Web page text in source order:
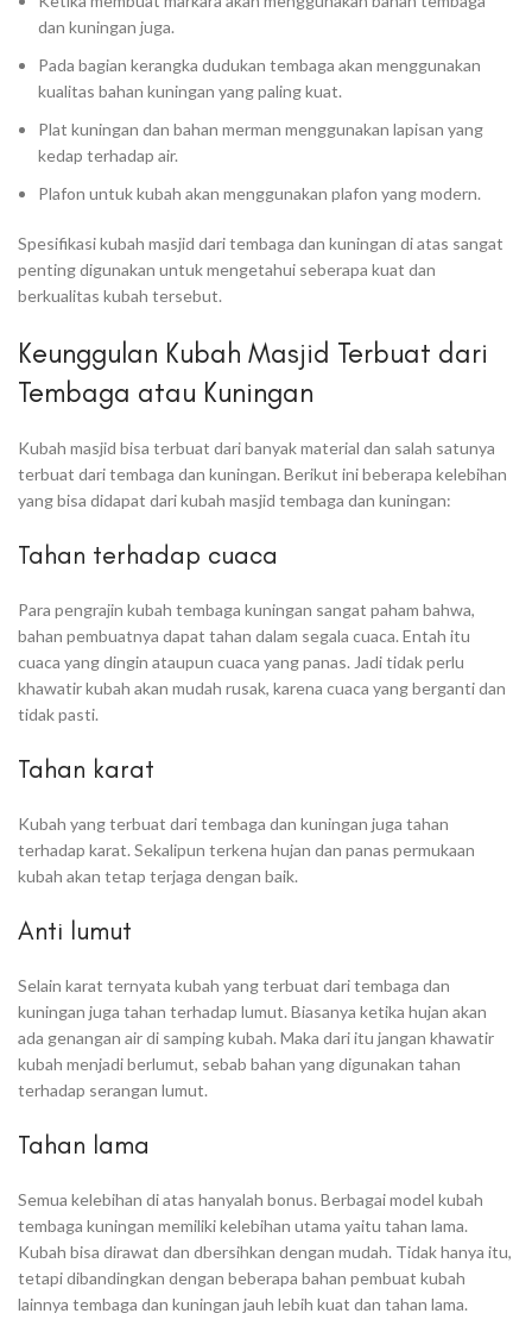
dan kuningan juga.
Pada bagian kerangka dudukan tembaga akan menggunakan
kualitas bahan kuningan yang paling kuat.
Plat kuningan dan bahan merman menggunakan lapisan yang
kedap terhadap air.
Plafon untuk kubah akan menggunakan plafon yang modern.
Spesifikasi kubah masjid dari tembaga dan kuningan di atas sangat
penting digunakan untuk mengetahui seberapa kuat dan
berkualitas kubah tersebut.
Keunggulan Kubah Masjid Terbuat dari
Tembaga atau Kuningan
Kubah masjid bisa terbuat dari banyak material dan salah satunya
terbuat dari tembaga dan kuningan. Berikut ini beberapa kelebihan
yang bisa didapat dari kubah masjid tembaga dan kuningan:
Tahan terhadap cuaca
Para pengrajin kubah tembaga kuningan sangat paham bahwa,
bahan pembuatnya dapat tahan dalam segala cuaca. Entah itu
cuaca yang dingin ataupun cuaca yang panas. Jadi tidak perlu
khawatir kubah akan mudah rusak, karena cuaca yang berganti dan
tidak pasti.
Tahan karat
Kubah yang terbuat dari tembaga dan kuningan juga tahan
terhadap karat. Sekalipun terkena hujan dan panas permukaan
kubah akan tetap terjaga dengan baik.
Anti lumut
Selain karat ternyata kubah yang terbuat dari tembaga dan
kuningan juga tahan terhadap lumut. Biasanya ketika hujan akan
ada genangan air di samping kubah. Maka dari itu jangan khawatir
kubah menjadi berlumut, sebab bahan yang digunakan tahan
terhadap serangan lumut.
Tahan lama
Semua kelebihan di atas hanyalah bonus. Berbagai model kubah
tembaga kuningan memiliki kelebihan utama yaitu tahan lama.
Kubah bisa dirawat dan dbersihkan dengan mudah. Tidak hanya itu,
tetapi dibandingkan dengan beberapa bahan pembuat kubah
lainnya tembaga dan kuningan jauh lebih kuat dan tahan lama.